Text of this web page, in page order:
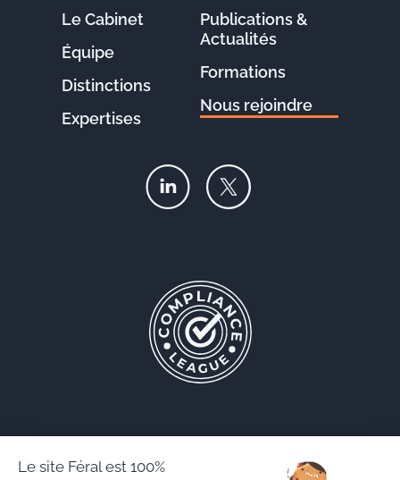
Le Cabinet
Équipe
Distinctions
Expertises
Publications &
Actualités
Formations
Nous rejoindre
Le site Féral est 100%